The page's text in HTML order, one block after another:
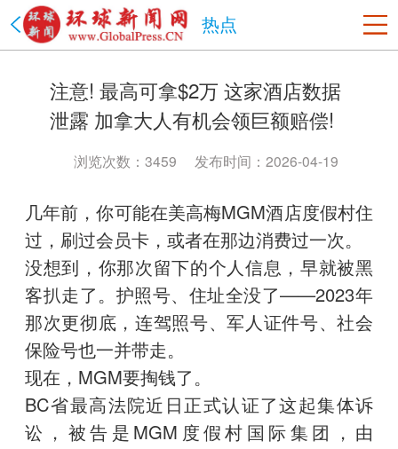
热点
洛杉矶 旧金山 沙加缅度 热点 纽约
上海市 天津市 重庆市 河北省
山西省
福建省
江西省 山东省 河南省 湖北省
湖南省
广东省
海南省 贵州省 云南省 陕西省
甘肃省
青海省
台湾省 内蒙古 西藏 宁夏 新疆 香港
澳门
四川省
政法网事 海南省 书画频道
注意! 最高可拿$2万 这家酒店数据
泄露 加拿大人有机会领巨额赔偿!
浏览次数：3459 发布时间：2026-04-19
几年前，你可能在美高梅MGM酒店度假村住
过，刷过会员卡，或者在那边消费过一次。
没想到，你那次留下的个人信息，早就被黑
客扒走了。护照号、住址全没了——2023年
那次更彻底，连驾照号、军人证件号、社会
保险号也一并带走。
现在，MGM要掏钱了。
BC省最高法院近日正式认证了这起集体诉
讼，被告是MGM度假村国际集团，由